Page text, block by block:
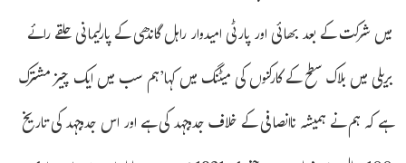
میں شرکت کے بعد بھائی اور پارٹی امیدوار راہل گاندھی کے پارلیمانی حلقے رائے
بریلی میں بلاک سطح کے کارکنوں کی میٹنگ میں کہا’ہم سب میں ایک چیز مشترک
ہے کہ ہم نے ہمیشہ ناانصافی کے خلاف جدوجہد کی ہے اور اس جدوجہد کی تاریخ